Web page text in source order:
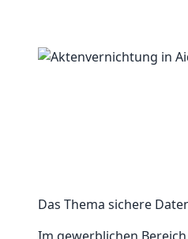
Das Thema sichere